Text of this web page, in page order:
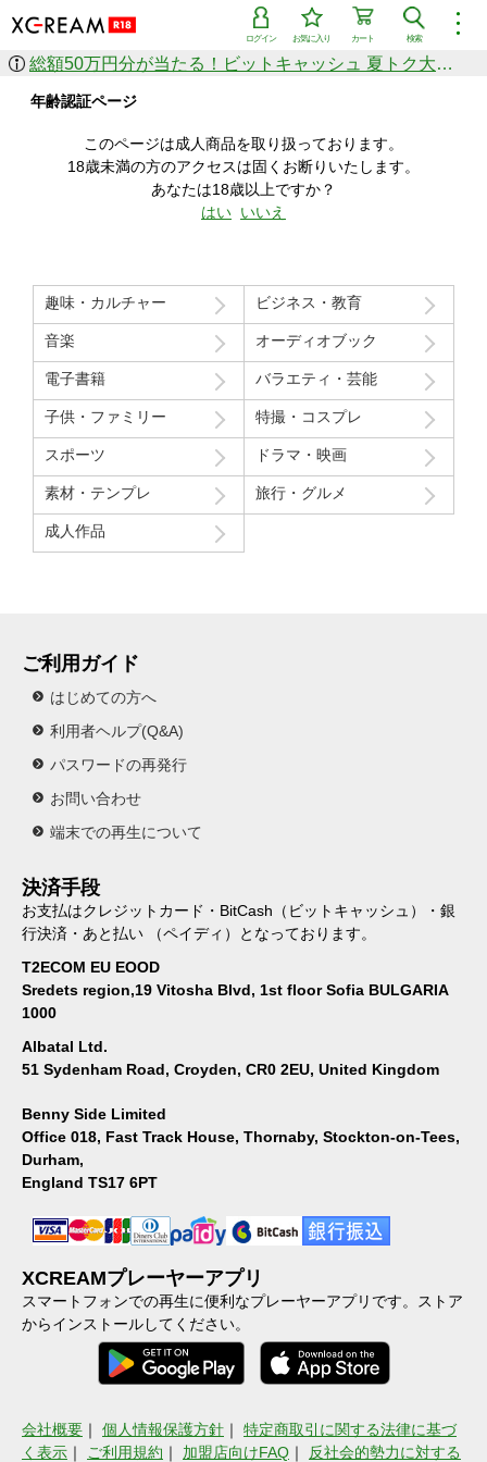
︙
検索
カート
お気に入り
ログイン
作品を探す
ジャンル
シリーズ
人気のセール中商品
新着セール中商品
すべての作品から探す
価格の安い順
価格の高い順
月間ランキング
年間ランキング
総額50万円分が当たる！ビットキャッシュ 夏トク大感謝祭
年齢認証ページ
このページは成人商品を取り扱っております。
18歳未満の方のアクセスは固くお断りいたします。
あなたは18歳以上ですか？
はい いいえ
趣味・カルチャー ビジネス・教育
音楽 オーディオブック
電子書籍 バラエティ・芸能
子供・ファミリー 特撮・コスプレ
スポーツ ドラマ・映画
素材・テンプレ 旅行・グルメ
成人作品
ご利用ガイド
はじめての方へ
利用者ヘルプ(Q&A)
パスワードの再発行
お問い合わせ
端末での再生について
決済手段
お支払はクレジットカード・BitCash（ビットキャッシュ）・銀
行決済・あと払い （ペイディ）となっております。
T2ECOM EU EOOD
Sredets region,19 Vitosha Blvd, 1st floor Sofia BULGARIA
1000
Albatal Ltd.
51 Sydenham Road, Croyden, CR0 2EU, United Kingdom
Benny Side Limited
Office 018, Fast Track House, Thornaby, Stockton-on-Tees,
Durham,
England TS17 6PT
XCREAMプレーヤーアプリ
スマートフォンでの再生に便利なプレーヤーアプリです。ストア
からインストールしてください。
会社概要 ｜ 個人情報保護方針 ｜ 特定商取引に関する法律に基づ
く表示 ｜ ご利用規約 ｜ 加盟店向けFAQ ｜ 反社会的勢力に対する